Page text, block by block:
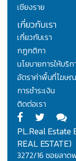
เชียงราย
เกี่ยวกับเรา
เกี่ยวกับเรา
กฏกติกา
นโยบายการให้บริก
อัตราค่าพื้นที่โฆษ
การชำระเงิน
ติดต่อเรา
PL.Real Estate
REAL ESTATE)
3272/16 ซอยลาด